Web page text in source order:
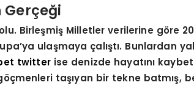
Gerçeği
Birleşmiş Milletler verilerine göre
ulaşmaya çalıştı. Bunlardan
twitterise denizde hayatını
taşıyan bir tekne batmış,